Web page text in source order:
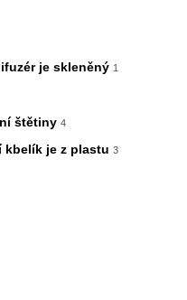
je skleněný 1
štětiny 4
kbelík je z plastu 3